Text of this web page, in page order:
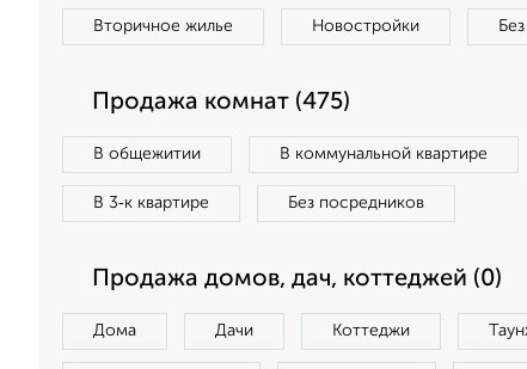
Вторичное жилье Новостройки
Продажа комнат (475)
В общежитии В коммунальной квартире
В 3‑к квартире Без посредников
Продажа домов, дач, коттеджей (0)
Дома Дачи Коттеджи